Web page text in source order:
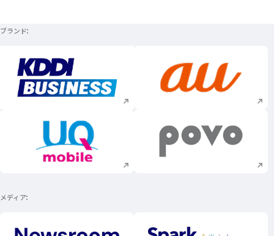
ブランド
新規ウィンドウで開く 新規ウィンドウで
新規ウィンドウで開く 新規ウィンドウで
メディア